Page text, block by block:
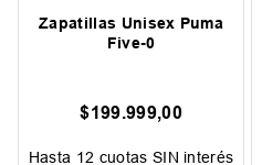
Zapatillas Unisex Puma
Five-0
$199.999,00
Hasta 12 cuotas SIN interés